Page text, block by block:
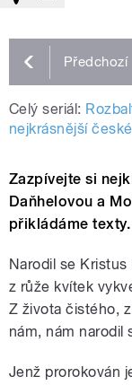
Předchozí
Celý seriál:
nejkrásnější
Zazpívejte si
Daňhelovou a
přikládáme texty.
Narodil se Kristus
z růže kvítek
Z života čistého,
nám, nám narodil
Jenž prorokován